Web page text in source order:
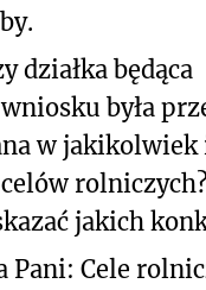
działka będąca
była
w jakikolwiek
jakich
Pani: Cele